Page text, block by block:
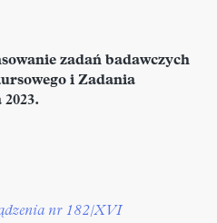
zadań badawczych
i Zadania
nr 182/XVI